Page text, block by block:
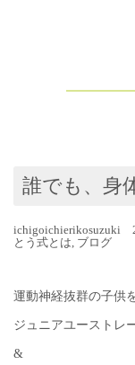
誰でも、身
ichigoichierikosuzuki
とう式とは, ブログ
運動神経抜群の子供
ジュニアユーストレ
&